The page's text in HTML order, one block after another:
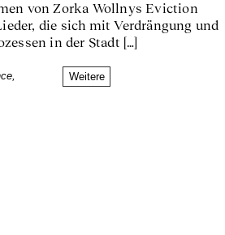
von Zorka Wollnys Eviction
die sich mit Verdrängung und
in der Stadt […]
Weitere